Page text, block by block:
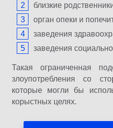
близкие
орган опеки и
заведения
заведения
Такая ограниченная
злоупотребления со
которые могли бы
корыстных целях.